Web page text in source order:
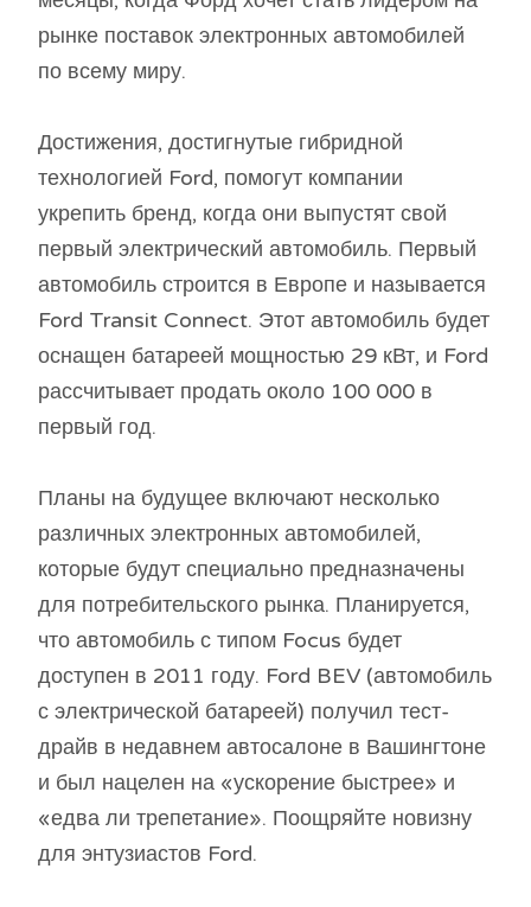
рынке поставок электронных автомобилей
по всему миру.
Достижения, достигнутые гибридной
технологией Ford, помогут компании
укрепить бренд, когда они выпустят свой
первый электрический автомобиль. Первый
автомобиль строится в Европе и называется
Ford Transit Connect. Этот автомобиль будет
оснащен батареей мощностью 29 кВт, и Ford
рассчитывает продать около 100 000 в
первый год.
Планы на будущее включают несколько
различных электронных автомобилей,
которые будут специально предназначены
для потребительского рынка. Планируется,
что автомобиль с типом Focus будет
доступен в 2011 году. Ford BEV (автомобиль
с электрической батареей) получил тест-
драйв в недавнем автосалоне в Вашингтоне
и был нацелен на «ускорение быстрее» и
«едва ли трепетание». Поощряйте новизну
для энтузиастов Ford.